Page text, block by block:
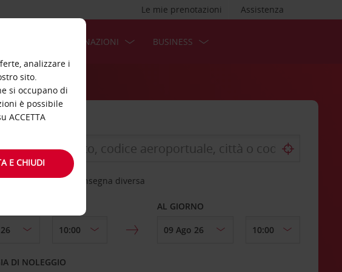
Assistenza
Le mie prenotazioni
DESTINAZIONI BUSINESS
una località di riconsegna diversa
AL GIORNO
DI NOLEGGIO
analizzare i
sito.
si occupano di
è possibile
ACCETTA
E CHIUDI